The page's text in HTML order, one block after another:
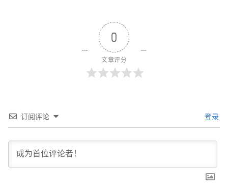
0
文章评分
订阅评论 登录